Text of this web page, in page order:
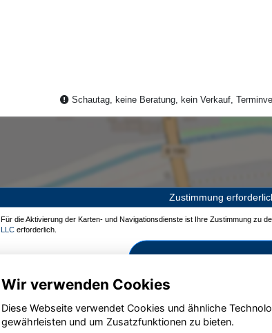
Schautag, keine Beratung, kein Verkauf,
Zustimmung
Für die Aktivierung der Karten- und Navigationsdienste ist Ihre Zustimmung zu
LLC erforderlich.
Zustimmen und
Wir verwenden Cookies
Diese Webseite verwendet Cookies und ähnliche
gewährleisten und um Zusatzfunktionen zu bieten.